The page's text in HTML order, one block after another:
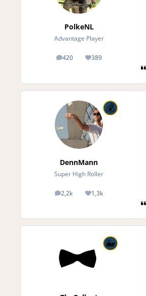
PolkeNL
Advantage Player
420
posts 389
Reputation
DennMann
Super High Roller
2,2k
posts 1,3k
Reputation